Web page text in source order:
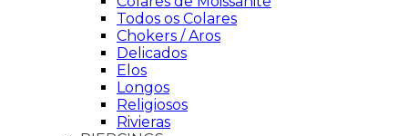
Todos os Colares
Chokers / Aros
Delicados
Elos
Longos
Religiosos
Rivieras